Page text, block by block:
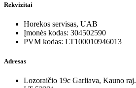
Rekvizitai
Horekos servisas, UAB
Įmonės kodas: 304502590
PVM kodas: LT100010946013
Adresas
Lozoraičio 19c Garliava, Kauno raj.